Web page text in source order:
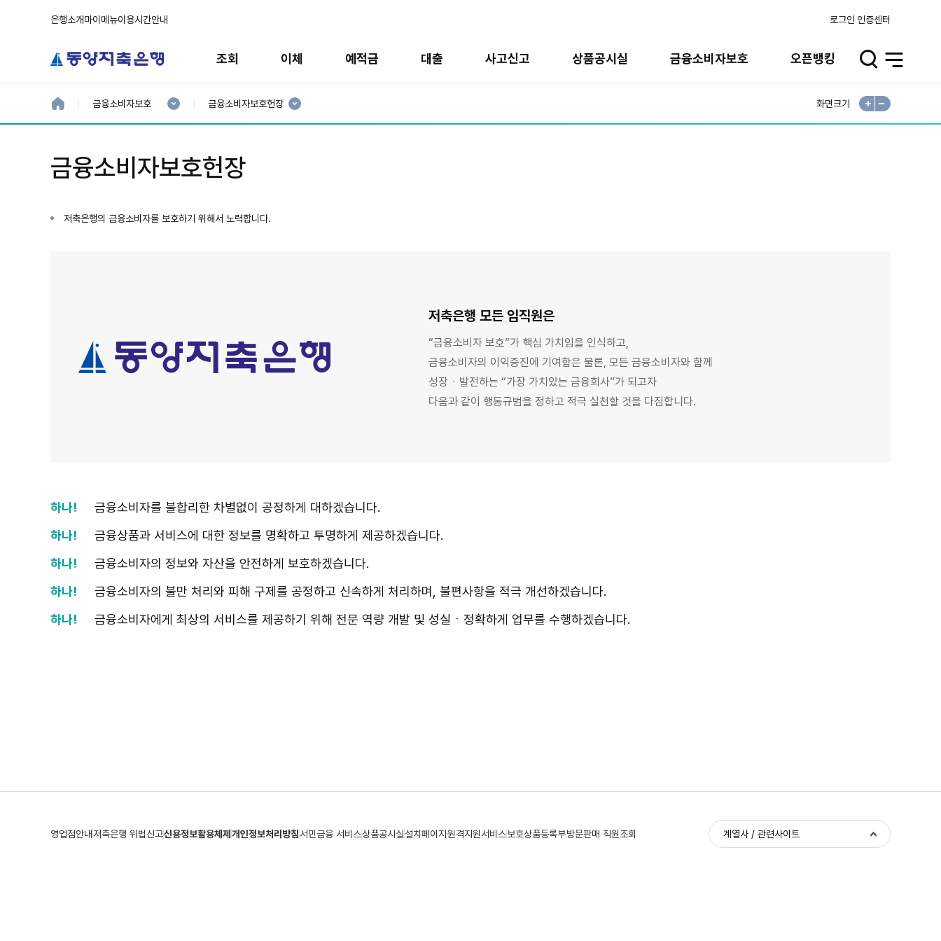
은행소개마이메뉴이용시간안내 로그인 인증센터
조회 이체 예적금 대출 사고신고 상품공시실 금융소비자보호 오픈뱅킹
검
색
전
체
홈
재
1
류
금융소비자보호
재
2
류
금융소비자보호헌장 화면크기
확
대
축
소
금융소비자보호헌장
저축은행의 금융소비자를 보호하기 위해서 노력합니다.
저축은행 모든 임직원은
“금융소비자 보호”가 핵심 가치임을 인식하고,
금융소비자의 이익증진에 기여함은 물론, 모든 금융소비자와 함께
성장ㆍ발전하는 “가장 가치있는 금융회사”가 되고자
다음과 같이 행동규범을 정하고 적극 실천할 것을 다짐합니다.
하나!
금융소비자를 불합리한 차별없이 공정하게 대하겠습니다.
하나!
금융상품과 서비스에 대한 정보를 명확하고 투명하게 제공하겠습니다.
하나!
금융소비자의 정보와 자산을 안전하게 보호하겠습니다.
하나!
금융소비자의 불만 처리와 피해 구제를 공정하고 신속하게 처리하며, 불편사항을 적극 개선하겠습니다.
하나!
금융소비자에게 최상의 서비스를 제공하기 위해 전문 역량 개발 및 성실ㆍ정확하게 업무를 수행하겠습니다.
영업점안내 저축은행 위법신고신용정보활용체제 개인정보처리방침서민금융 서비스상품공시실설치페이지 원격지원서비스보호상품등록부방문판매 직원조회 계열사 / 관련사이트